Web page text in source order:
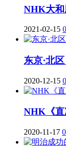
NHK大和
2021-02-15 0
东京·北
2020-12-15 0
NHK《直
2020-11-17 0